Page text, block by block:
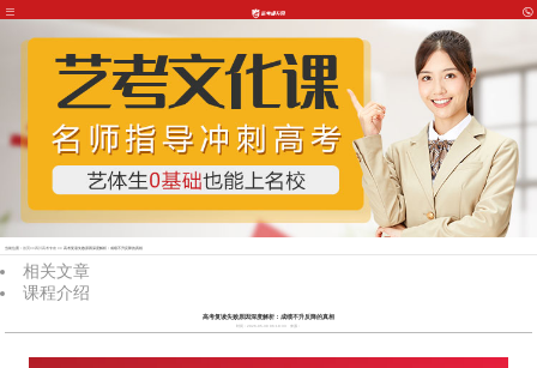
当前位置：首页>>四川高考专攻 >> 高考复读失败原因深度解析：成绩不升反降的真相
相关文章
课程介绍
高考复读失败原因深度解析：成绩不升反降的真相
时间：2026-05-30 06:18:33 来源：